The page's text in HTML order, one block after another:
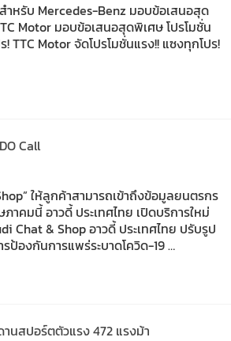
ำหรับ Mercedes-Benz มอบข้อเสนอสุด
Motor มอบข้อเสนอสุดพิเศษ โปรโมชั่น
TTC Motor จัดโปรโมชั่นแรง!! แซงทุกโปร!
Call
ให้ลูกค้าสามารถเข้าถึงข้อมูลยนตรกร
คมนี้ อาวดี้ ประเทศไทย เปิดบริการใหม่
Chat & Shop อาวดี้ ประเทศไทย ปรับรูป
ป้องกันการแพร่ระบาดโควิด-19 …
นสปอร์ตตัวแรง 472 แรงม้า